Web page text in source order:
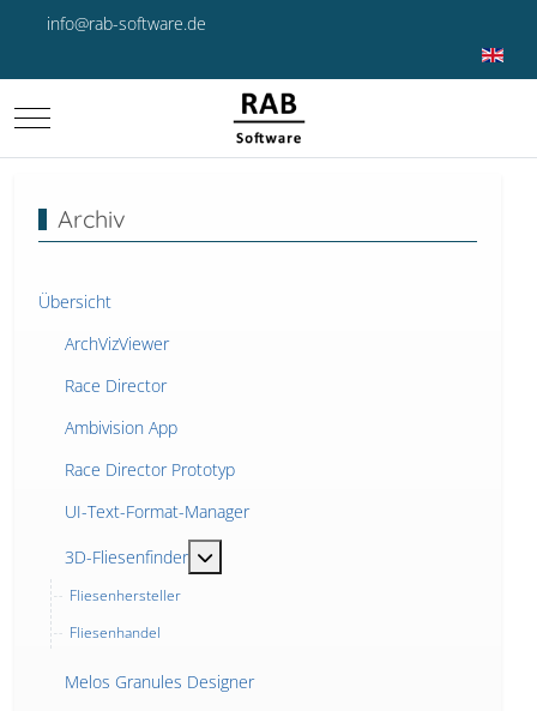
info@rab-software.de
Sprache
Mobile Menu Toggle
Archiv
Übersicht
ArchVizViewer
Race Director
Ambivision App
Race Director Prototyp
UI-Text-Format-Manager
3D-Fliesenfinder
MOD_MENU_TOGGLE_SUBMENU_LABEL
Fliesenhersteller
Fliesenhandel
Melos Granules Designer